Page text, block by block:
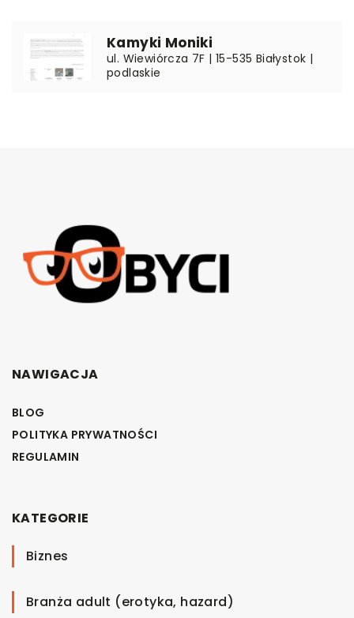
Kamyki Moniki
ul. Wiewiórcza 7F | 15-535 Białystok |
podlaskie
NAWIGACJA
BLOG
POLITYKA PRYWATNOŚCI
REGULAMIN
KATEGORIE
Biznes
Branża adult (erotyka, hazard)